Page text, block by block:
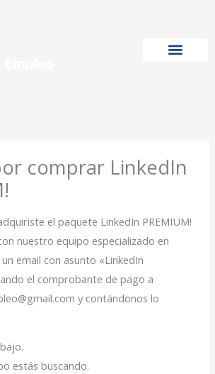
comprar LinkedIn
el paquete LinkedIn PREMIUM!
nuestro equipo especializado en
email con asunto «LinkedIn
el comprobante de pago a
y contándonos lo
estás buscando.